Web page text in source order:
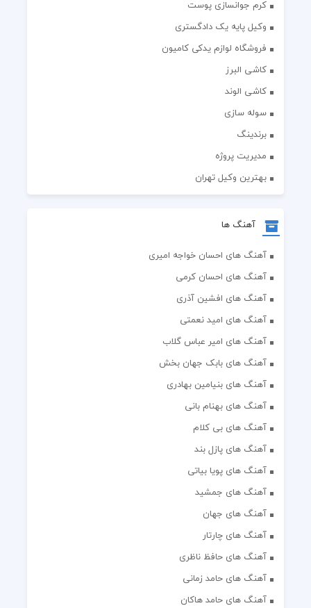
کرم جوانسازی پوست
وکیل پایه یک دادگستری
فروشگاه لوازم یدکی کامیون
کاشی البرز
کاشی الوند
سوله سازی
برندینگ
مدیریت پروژه
بهترین وکیل تهران
آهنگ ها
آهنگ های احسان خواجه امیری
آهنگ های احسان کرمی
آهنگ های افشین آذری
آهنگ های امید نعمتی
آهنگ های امیر عباس گلاب
آهنگ های بابک جهان بخش
آهنگ های بنیامین بهادری
آهنگ های بهنام بانی
آهنگ های بی کلام
آهنگ های پازل بند
آهنگ های پویا بیاتی
آهنگ های جمشید
آهنگ های جهان
آهنگ های چارتار
آهنگ های حافظ ناظری
آهنگ های حامد زمانی
آهنگ های حامد هاکان